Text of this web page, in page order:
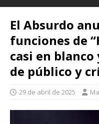
El Absurdo
funciones de
casi en
de público y
29 de abril de 2025